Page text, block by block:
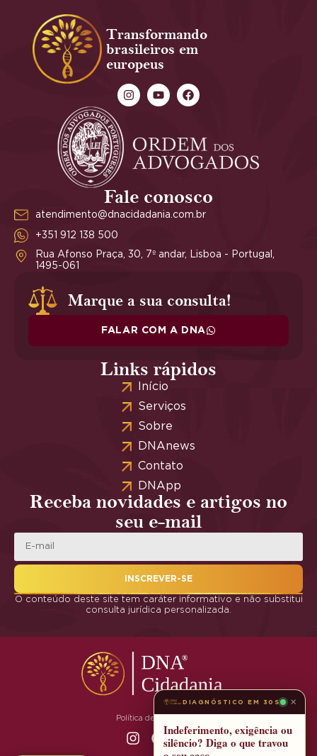
Transformando
brasileiros em
europeus
Fale conosco
atendimento@dnacidadania.com.br
+351 912 138 500
Rua Afonso Praça, 30, 7º andar, Lisboa - Portugal,
1495-061
Marque a sua consulta!
FALAR COM A DNA
Links rápidos
Início
Serviços
Sobre
DNAnews
Contato
DNApp
Receba novidades e artigos no
seu e-mail
INSCREVER-SE
O conteúdo deste site tem caráter informativo e não substitui
consulta jurídica personalizada.
Política de Privacidade
DIAGNÓSTICO EM 30S ×
Indeferimento, exigência ou
silêncio? Diga o que travou